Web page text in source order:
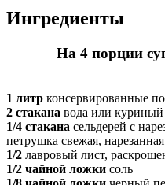
Ингредиенты
На 4 порции
1 литр консервированные
2 стакана вода или куриный
1/4 стакана сельдерей с
петрушка свежая, нарезанная
1/2 лавровый лист,
1/2 чайной ложки соль